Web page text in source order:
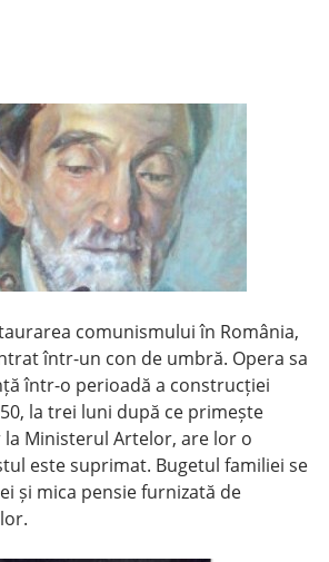
comunismului în România,
într-un con de umbră. Opera sa
într-o perioadă a construcției
la trei luni după ce primește
Ministerul Artelor, are lor o
este suprimat. Bugetul familiei se
și mica pensie furnizată de